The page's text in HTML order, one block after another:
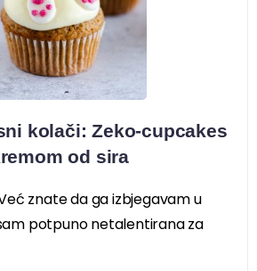
kolači: Zeko-cupcakes
od sira
znate da ga izbjegavam u
potpuno netalentirana za